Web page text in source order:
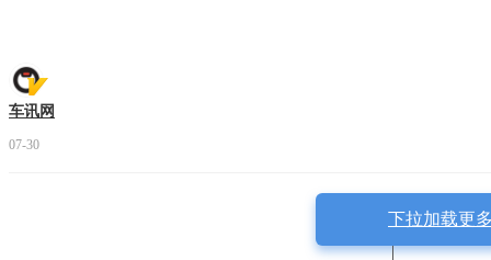
车讯网
07-30
下拉加载更
评分
欧拉 欧拉闪电猫